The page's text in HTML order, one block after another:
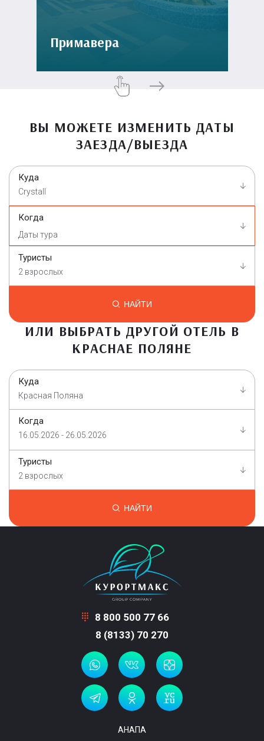
Примавера
ВЫ МОЖЕТЕ ИЗМЕНИТЬ ДАТЫ
ЗАЕЗДА/ВЫЕЗДА
Куда
Crystall
Когда
Туристы
2 взрослых
НАЙТИ
ИЛИ ВЫБРАТЬ ДРУГОЙ ОТЕЛЬ В
КРАСНАЕ ПОЛЯНЕ
Куда
Красная Поляна
Когда
16.05.2026 - 26.05.2026
Туристы
2 взрослых
НАЙТИ
8 800 500 77 66
8 (8133) 70 270
АНАПА